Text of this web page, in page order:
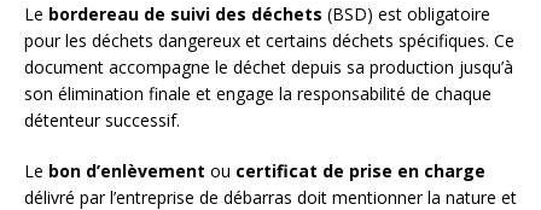
Le bordereau de suivi des déchets (BSD) est obligatoire
pour les déchets dangereux et certains déchets spécifiques. Ce
document accompagne le déchet depuis sa production jusqu’à
son élimination finale et engage la responsabilité de chaque
détenteur successif.
Le bon d’enlèvement ou certificat de prise en charge
délivré par l’entreprise de débarras doit mentionner la nature et